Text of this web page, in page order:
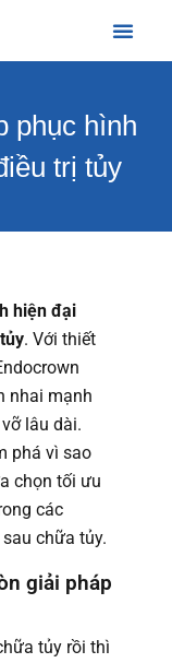
phục hình
trị tủy
hiện đại
. Với thiết
nhai mạnh
lâu dài.
phá vì sao
chọn tối ưu
các
chữa tủy.
giải pháp
tủy rồi thì